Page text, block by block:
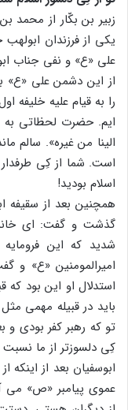
زبیر بن بکّار از محمد
یکی از فرزندان
علی «ع» و نفی جناب
از این دشمن علی
را به قیام علیه خلیفه
ایم. حضرت لحظاتی به
الینا من غیره». سالم
است. شما از کِی
اسلام بودید!
همچنین بعد از سقیفه
گذشت و گفت: ای
شدید که این
امیرالمومنین «ع» و
استدلال او این بود که
باید در قبیله مهمی
تو که رهبر کفر بودی
کِی دلسوزتر از ما
ابوسفیان بعد از
عموی پیامبر «ص» می